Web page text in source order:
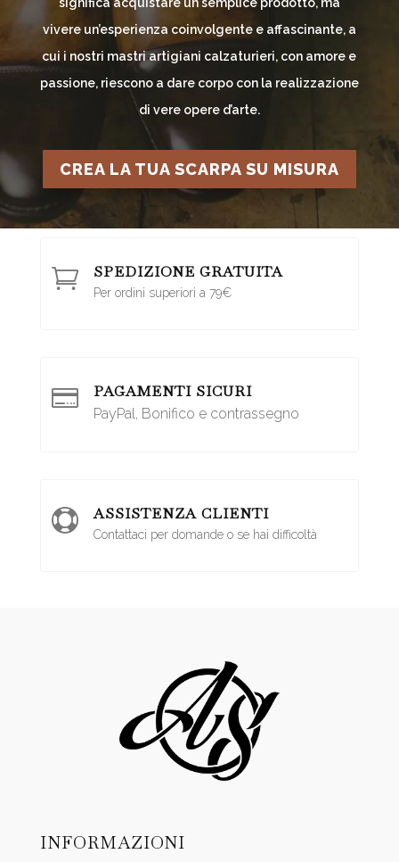
significa acquistare un semplice prodotto, ma
vivere un’esperienza coinvolgente e affascinante, a
cui i nostri mastri artigiani calzaturieri, con amore e
passione, riescono a dare corpo con la realizzazione
di vere opere d’arte.
CREA LA TUA SCARPA SU MISURA
 SPEDIZIONE GRATUITA
Per ordini superiori a 79€
 PAGAMENTI SICURI
PayPal, Bonifico e contrassegno
 ASSISTENZA CLIENTI
Contattaci per domande o se hai difficoltà
INFORMAZIONI